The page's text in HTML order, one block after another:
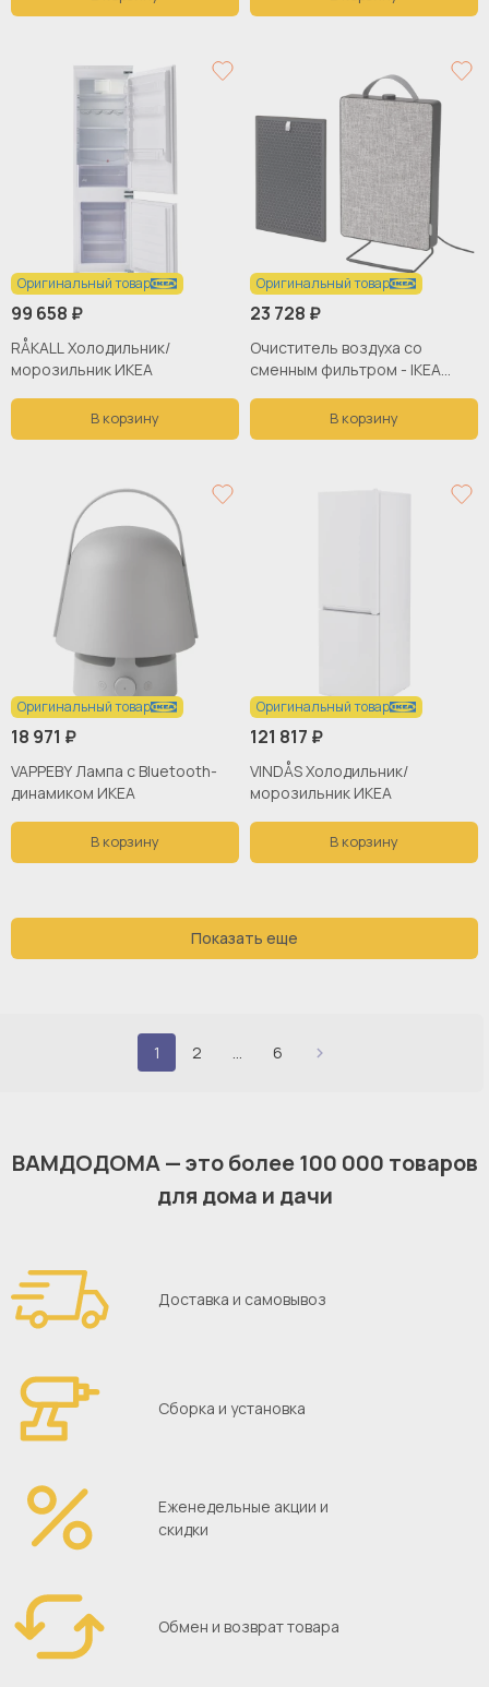
Оригинальный товар
99 658 ₽
RÅKALL Холодильник/
морозильник ИКЕА
В корзину
Оригинальный товар
23 728 ₽
Очиститель воздуха со
сменным фильтром - IKEA
36х13х56 см, черный,
ФЁРНУФТИГ ИКЕА
В корзину
Оригинальный товар
18 971 ₽
VAPPEBY Лампа с Bluetooth-
динамиком ИКЕА
В корзину
Оригинальный товар
121 817 ₽
VINDÅS Холодильник/
морозильник ИКЕА
В корзину
Показать еще
1 2 6
ВАМДОДОМА — это более 100 000 товаров
для дома и дачи
Доставка и самовывоз
Сборка и установка
Еженедельные акции и
скидки
Обмен и возврат товара